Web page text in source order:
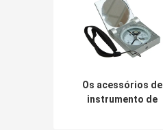
Os acessórios de
instrumento de